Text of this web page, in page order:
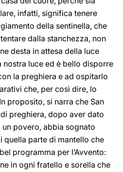
infatti, significa tenere
della sentinella, che
dalla stanchezza, non
desta in attesa della luce
nostra luce ed è bello disporre
la preghiera e ad ospitarlo
che, per così dire, lo
proposito, si narra che San
preghiera, dopo aver dato
povero, abbia sognato
quella parte di mantello che
programma per l’Avvento:
in ogni fratello e sorella che